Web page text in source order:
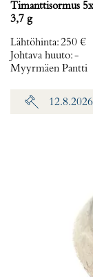
Timanttisormus
3,7 g
Lähtöhinta:250 €
Johtava huuto:-
Myyrmäen Pantti